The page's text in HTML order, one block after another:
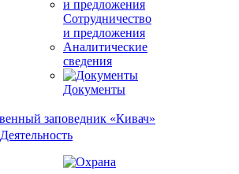
Сотрудничество
и предложения
Аналитические
сведения
Документы
Деятельность